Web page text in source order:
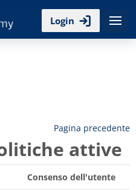
Login
Pagina precedente
attive
Consenso dell'utente